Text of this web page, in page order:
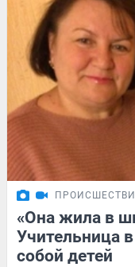
«Она жила в
Учительница
собой детей